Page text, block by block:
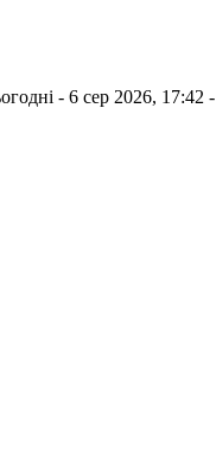
- 6 сер 2026, 17:42 -